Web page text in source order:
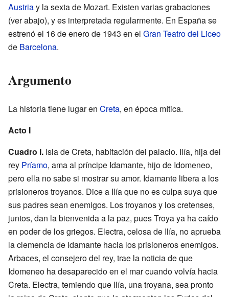
Austriay la sexta de Mozart. Existen varias grabaciones
(ver abajo), y es interpretada regularmente. En España se
estrenó el 16 de enero de 1943 en el Gran Teatro del Liceo
de Barcelona.
Argumento
La historia tiene lugar en Creta, en época mítica.
Acto I
Cuadro I. Isla de Creta, habitación del palacio. Ilía, hija del
rey Príamo, ama al príncipe Idamante, hijo de Idomeneo,
pero ella no sabe si mostrar su amor. Idamante libera a los
prisioneros troyanos. Dice a Ilía que no es culpa suya que
sus padres sean enemigos. Los troyanos y los cretenses,
juntos, dan la bienvenida a la paz, pues Troya ya ha caído
en poder de los griegos. Electra, celosa de Ilía, no aprueba
la clemencia de Idamante hacia los prisioneros enemigos.
Arbaces, el consejero del rey, trae la noticia de que
Idomeneo ha desaparecido en el mar cuando volvía hacia
Creta. Electra, temiendo que Ilía, una troyana, sea pronto